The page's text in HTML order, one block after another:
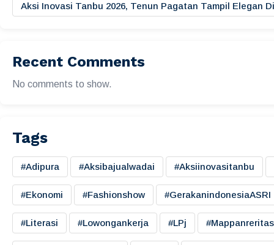
Aksi Inovasi Tanbu 2026, Tenun Pagatan Tampil Elegan
Recent Comments
No comments to show.
Tags
#adipura #aksibajualwadai #aksiinovasitanbu
#ekonomi #fashionshow #gerakanindonesiaASRI
#literasi #lowongankerja #LPj